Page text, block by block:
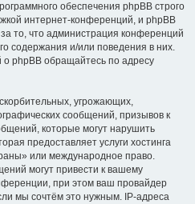
обеспечения phpBB строго
интернет-конференций, и phpBB
то, что администрация конференций
содержания и/или поведения в них.
phpBB обращайтесь по адресу
угрожающих,
сообщений, призывов к
которые могут нарушить
предоставляет услуги хостинга
или международное право.
могут привести к вашему
при этом ваш провайдер
мы сочтём это нужным. IP-адреса